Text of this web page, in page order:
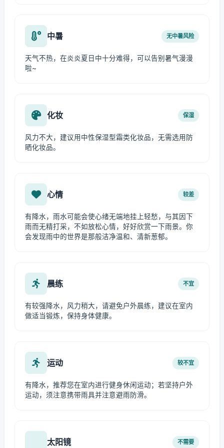
中暑 无中暑风险
天气不热，在炎炎夏日中十分难得，可以告别暑气漫漫
啦~
化妆 保湿
风力不大，建议用中性保湿型霜类化妆品，无需选用防
晒化妆品。
心情 较差
有降水，雨水可能会使心绪无端地挂上轻愁，与其因下
雨而无精打采，不如放松心情，好好欣赏一下雨景。你
会发现雨中的世界是那般洁净温和、清新葱郁。
晨练 不宜
有较强降水，风力稍大，请避免户外晨练，建议在室内
做适当锻炼，保持身体健康。
运动 较不宜
有降水，推荐您在室内进行健身休闲运动；若坚持户外
运动，须注意携带雨具并注意避雨防滑。
太阳镜 不需要